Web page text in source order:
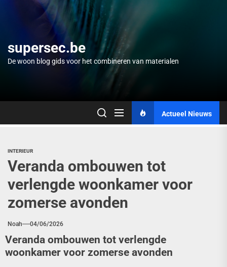
supersec.be
De woon blog gids voor het combineren van materialen
Actueel Nieuws
INTERIEUR
Veranda ombouwen tot
verlengde woonkamer voor
zomerse avonden
Noah 04/06/2026
Veranda ombouwen tot verlengde
woonkamer voor zomerse avonden